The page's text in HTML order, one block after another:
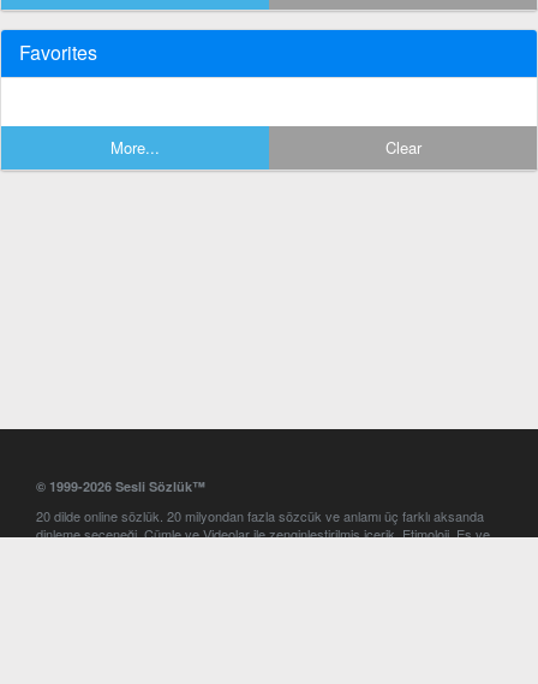
Favorites
More... Clear
© 1999-2026 Sesli Sözlük™
20 dilde online sözlük. 20 milyondan fazla sözcük ve anlamı üç farklı aksanda
dinleme seçeneği. Cümle ve Videolar ile zenginleştirilmiş içerik. Etimoloji, Eş ve